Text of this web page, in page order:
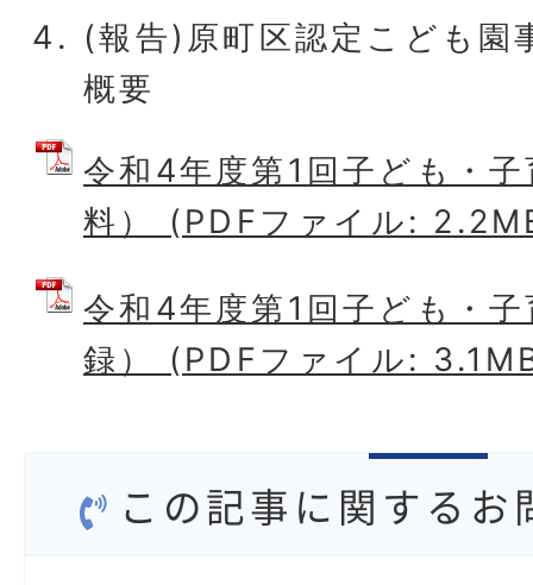
(報告)原町区認定こども園
概要
令和4年度第1回子ども・
料） (PDFファイル:
令和4年度第1回子ども・
録） (PDFファイル:
この記事に関するお